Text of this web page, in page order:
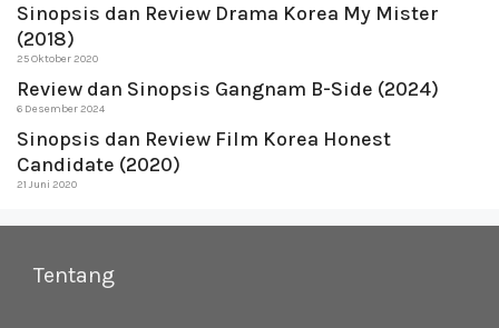
Sinopsis dan Review Drama Korea My Mister
(2018)
25 Oktober 2020
Review dan Sinopsis Gangnam B-Side (2024)
6 Desember 2024
Sinopsis dan Review Film Korea Honest
Candidate (2020)
21 Juni 2020
Tentang